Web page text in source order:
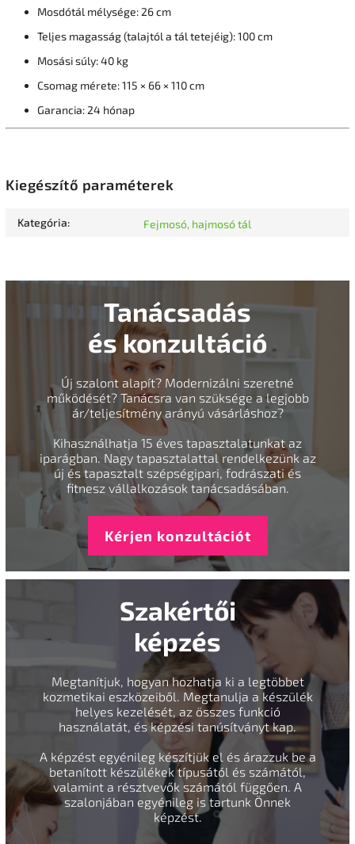
Mosdótál mélysége: 26 cm
Teljes magasság (talajtól a tál tetejéig): 100 cm
Mosási súly: 40 kg
Csomag mérete: 115 × 66 × 110 cm
Garancia: 24 hónap
Kiegészítő paraméterek
Kategória: Fejmosó, hajmosó tál
Tanácsadás
és konzultáció
Új szalont alapít? Modernizálni szeretné
működését? Tanácsra van szüksége a legjobb
ár/teljesítmény arányú vásárláshoz?
Kihasználhatja 15 éves tapasztalatunkat az
iparágban. Nagy tapasztalattal rendelkezünk az
új és tapasztalt szépségipari, fodrászati és
fitnesz vállalkozások tanácsadásában.
Kérjen konzultációt
Szakértői
képzés
Megtanítjuk, hogyan hozhatja ki a legtöbbet
kozmetikai eszközeiből. Megtanulja a készülék
helyes kezelését, az összes funkció
használatát, és képzési tanúsítványt kap.
A képzést egyénileg készítjük el és árazzuk be a
betanított készülékek típusától és számától,
valamint a résztvevők számától függően. A
szalonjában egyénileg is tartunk Önnek
képzést.